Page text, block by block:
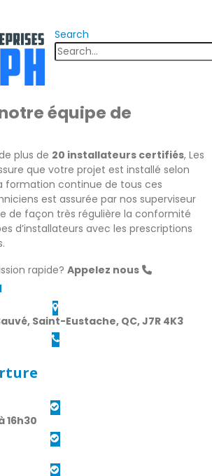
Search
équipe de
plus de 20 installateurs certifiés, Les
que votre projet est installé selon
formation continue de tous ces
est assurée par nos superviseur
de façon très régulière la conformité
d’installateurs avec les prescriptions
rapide? Appelez nous
Saint-Eustache, QC, J7R 4K3
16h30